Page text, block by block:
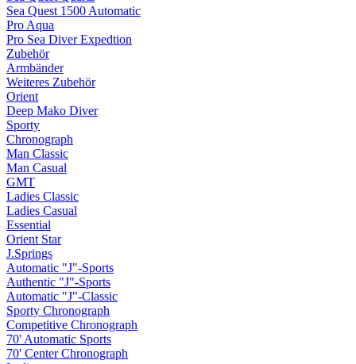
Sea Quest 1500 Automatic
Pro Aqua
Pro Sea Diver Expedtion
Zubehör
Armbänder
Weiteres Zubehör
Orient
Deep Mako Diver
Sporty
Chronograph
Man Classic
Man Casual
GMT
Ladies Classic
Ladies Casual
Essential
Orient Star
J.Springs
Automatic "J"-Sports
Authentic "J"-Sports
Automatic "J"-Classic
Sporty Chronograph
Competitive Chronograph
70' Automatic Sports
70' Center Chronograph